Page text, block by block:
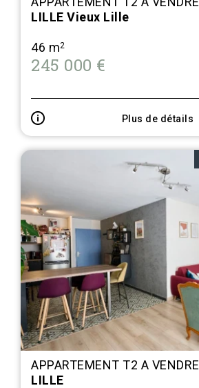
LILLE Vieux Lille
46 m2
245 000 €
Plus de détails
APPARTEMENT T2 A VENDRE
LILLE